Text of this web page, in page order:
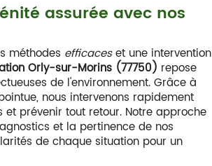
assurée avec nos
méthodes efficaceset une intervention
Orly-sur-Morins (77750) repose
de l'environnement. Grâce à
nous intervenons rapidement
prévenir tout retour. Notre approche
et la pertinence de nos
de chaque situation pour un